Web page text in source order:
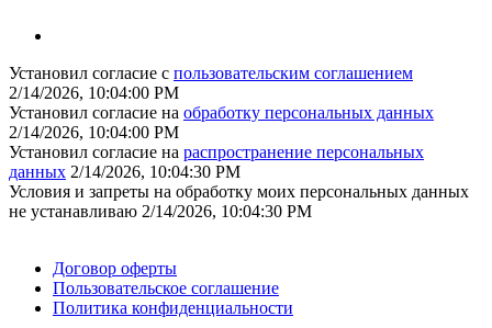
Установил согласие с пользовательским соглашением
2/14/2026, 10:04:00 PM
Установил согласие на обработку персональных данных
2/14/2026, 10:04:00 PM
Установил согласие на распространение персональных
данных 2/14/2026, 10:04:30 PM
Условия и запреты на обработку моих персональных данных
не устанавливаю 2/14/2026, 10:04:30 PM
Договор оферты
Пользовательское соглашение
Политика конфиденциальности